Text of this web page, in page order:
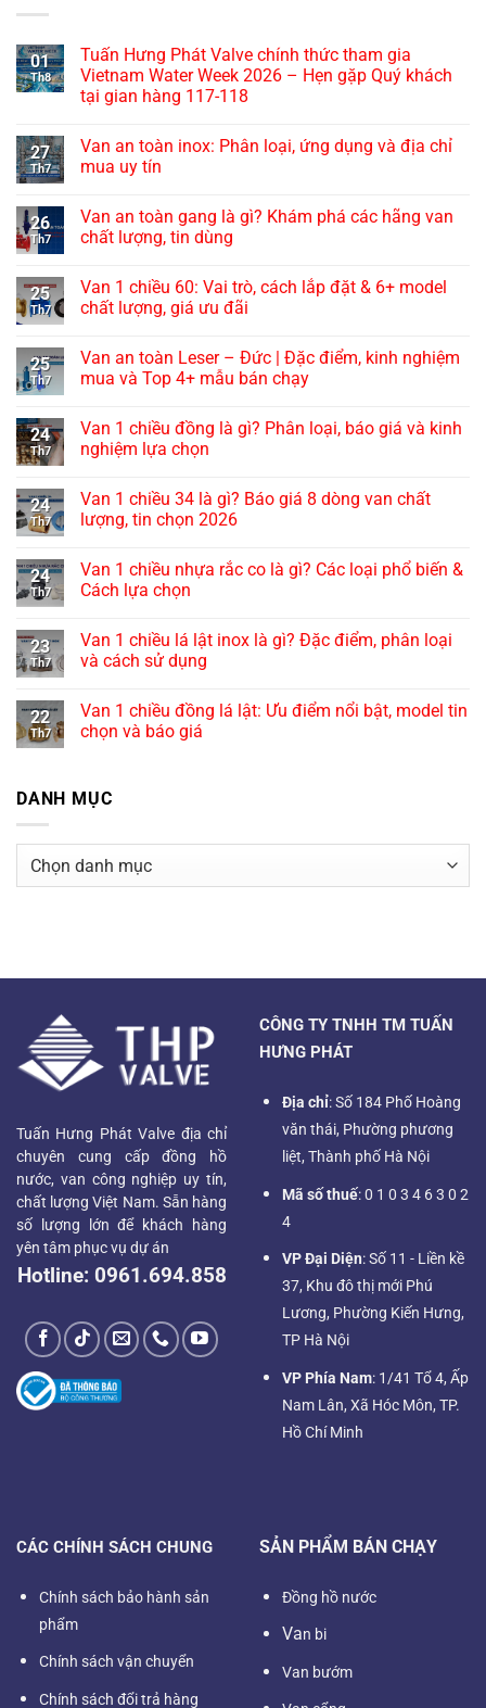
01
Th8
Tuấn Hưng Phát Valve chính thức tham gia
Vietnam Water Week 2026 – Hẹn gặp Quý khách
tại gian hàng 117-118
27
Th7
Van an toàn inox: Phân loại, ứng dụng và địa chỉ
mua uy tín
26
Th7
Van an toàn gang là gì? Khám phá các hãng van
chất lượng, tin dùng
25
Th7
Van 1 chiều 60: Vai trò, cách lắp đặt & 6+ model
chất lượng, giá ưu đãi
25
Th7
Van an toàn Leser – Đức | Đặc điểm, kinh nghiệm
mua và Top 4+ mẫu bán chạy
24
Th7
Van 1 chiều đồng là gì? Phân loại, báo giá và kinh
nghiệm lựa chọn
24
Th7
Van 1 chiều 34 là gì? Báo giá 8 dòng van chất
lượng, tin chọn 2026
24
Th7
Van 1 chiều nhựa rắc co là gì? Các loại phổ biến &
Cách lựa chọn
23
Th7
Van 1 chiều lá lật inox là gì? Đặc điểm, phân loại
và cách sử dụng
22
Th7
Van 1 chiều đồng lá lật: Ưu điểm nổi bật, model tin
chọn và báo giá
DANH MỤC
Danh
Tuấn Hưng Phát Valve địa chỉ
chuyên cung cấp đồng hồ
nước, van công nghiệp uy tín,
chất lượng Việt Nam. Sẵn hàng
số lượng lớn để khách hàng
yên tâm phục vụ dự án
Hotline: 0961.694.858
CÔNG TY TNHH TM TUẤN
HƯNG PHÁT
Địa chỉ: Số 184 Phố Hoàng
văn thái, Phường phương
liệt, Thành phố Hà Nội
Mã số thuế: 0 1 0 3 4 6 3 0 2
4
VP Đại Diện: Số 11 - Liền kề
37, Khu đô thị mới Phú
Lương, Phường Kiến Hưng,
TP Hà Nội
VP Phía Nam: 1/41 Tổ 4, Ấp
Nam Lân, Xã Hóc Môn, TP.
Hồ Chí Minh
CÁC CHÍNH SÁCH CHUNG
Chính sách bảo hành sản
phẩm
Chính sách vận chuyển
Chính sách đổi trả hàng
SẢN PHẨM BÁN CHẠY
Đồng hồ nước
Van bi
Van bướm